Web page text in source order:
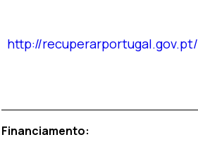
http://recuperarportugal.gov.pt/
Financiamento: